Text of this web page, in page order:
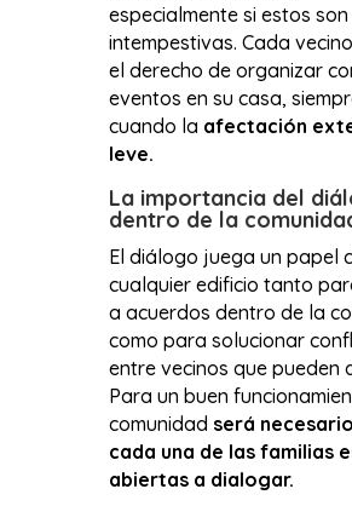
especialmente si estos
intempestivas. Cada
el derecho de organizar
eventos en su casa,
cuando la afectación
leve.
La importancia del
dentro de la
El diálogo juega un papel
cualquier edificio tanto
a acuerdos dentro de la
como para solucionar
entre vecinos que pueden
Para un buen
comunidad será
cada una de las familias
abiertas a dialogar.